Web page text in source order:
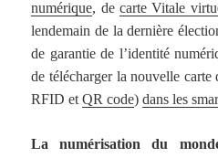
numérique, decarte Vitale
lendemain de la dernière
de garantie de l’identité
de télécharger la nouvelle carte
RFID etQR code)dans les
La numérisation du